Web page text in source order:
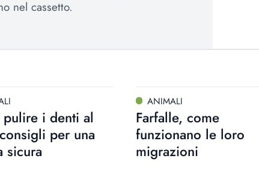
nel cassetto.
pulire i denti al
per una
sicura
ANIMALI
Farfalle, come
funzionano le loro
migrazioni